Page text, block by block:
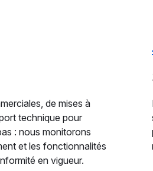
de mises à
technique pour
: nous monitorons
et les fonctionnalités
en vigueur.